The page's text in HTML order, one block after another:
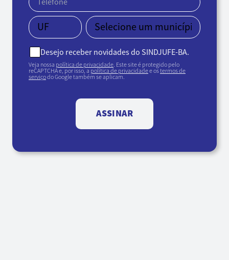
Desejo receber novidades do SINDJUFE-BA.
Veja nossa política de privacidade. Este site é protegido pelo
reCAPTCHA e, por isso, a política de privacidadee ostermos de
serviçodo Google também se aplicam.
ASSINAR